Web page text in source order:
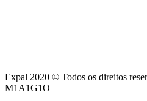
Expal 2020 © Todos os direitos
M1A1G1O